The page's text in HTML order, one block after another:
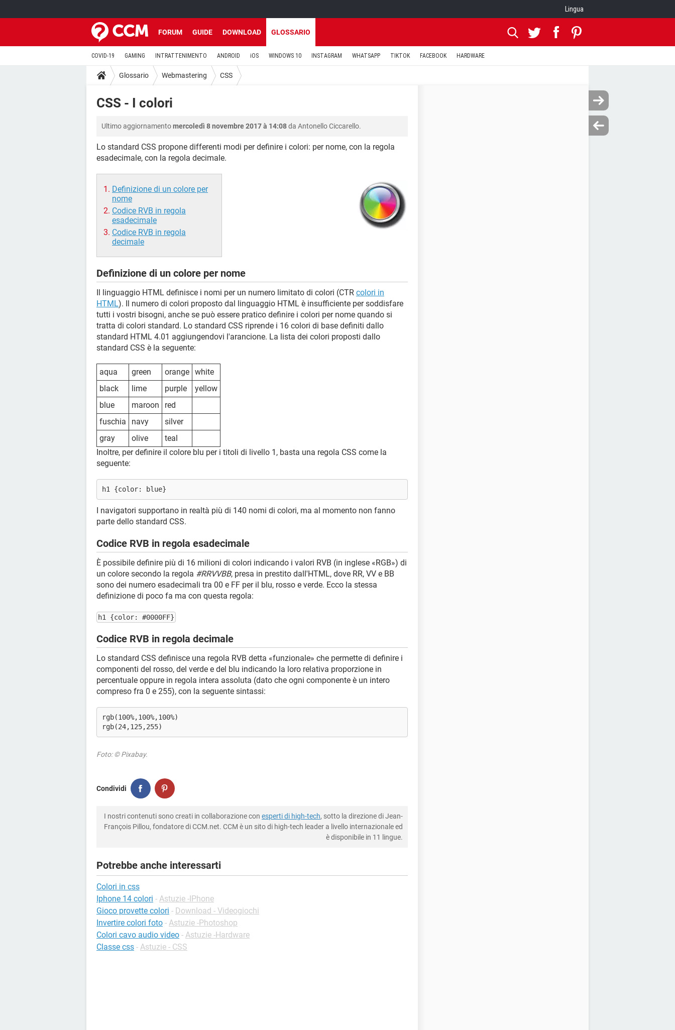
Lingua
FORUM GUIDE DOWNLOAD GLOSSARIO
COVID-19 GAMING INTRATTENIMENTO ANDROID iOS WINDOWS 10 INSTAGRAM WHATSAPP TIKTOK FACEBOOK HARDWARE
Glossario Webmastering CSS
CSS - I colori
Ultimo aggiornamentomercoledì 8 novembre 2017 à 14:08da Antonello Ciccarello.
Lo standard CSS propone differenti modi per definire i colori: per nome, con la regola
esadecimale, con la regola decimale.
Definizione di un colore per
nome
Codice RVB in regola
esadecimale
Codice RVB in regola
decimale
Definizione di un colore per nome
Il linguaggio HTML definisce i nomi per un numero limitato di colori (CTR colori in
HTML). Il numero di colori proposto dal linguaggio HTML è insufficiente per soddisfare
tutti i vostri bisogni, anche se può essere pratico definire i colori per nome quando si
tratta di colori standard. Lo standard CSS riprende i 16 colori di base definiti dallo
standard HTML 4.01 aggiungendovi l'arancione. La lista dei colori proposti dallo
standard CSS è la seguente:
aqua green orange white
black
lime purple
yellow
blue
maroon
red
fuschia
navy
silver
gray
olive
teal
Inoltre, per definire il colore blu per i titoli di livello 1, basta una regola CSS come la
seguente:
h1 {color: blue}
I navigatori supportano in realtà più di 140 nomi di colori, ma al momento non fanno
parte dello standard CSS.
Codice RVB in regola esadecimale
È possibile definire più di 16 milioni di colori indicando i valori RVB (in inglese «RGB») di
un colore secondo la regola #RRVVBB, presa in prestito dall'HTML, dove RR, VV e BB
sono dei numero esadecimali tra 00 e FF per il blu, rosso e verde. Ecco la stessa
definizione di poco fa ma con questa regola:
h1 {color: #0000FF}
Codice RVB in regola decimale
Lo standard CSS definisce una regola RVB detta «funzionale» che permette di definire i
componenti del rosso, del verde e del blu indicando la loro relativa proporzione in
percentuale oppure in regola intera assoluta (dato che ogni componente è un intero
compreso fra 0 e 255), con la seguente sintassi:
rgb(100%,100%,100%)
rgb(24,125,255)
Foto: © Pixabay.
Condividi
I nostri contenuti sono creati in collaborazione con esperti di high-tech, sotto la direzione di Jean-
François Pillou, fondatore di CCM.net. CCM è un sito di high-tech leader a livello internazionale ed
è disponibile in 11 lingue.
Potrebbe anche interessarti
Colori in css
Iphone 14 colori - Astuzie -IPhone
Gioco provette colori - Download - Videogiochi
Invertire colori foto - Astuzie -Photoshop
Colori cavo audio video - Astuzie -Hardware
Classe css - Astuzie - CSS